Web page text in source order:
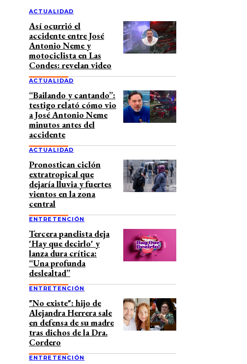
ACTUALIDAD
Así ocurrió el
accidente entre José
Antonio Neme y
motociclista en Las
Condes: revelan video
ACTUALIDAD
“Bailando y cantando”:
testigo relató cómo vio
a José Antonio Neme
minutos antes del
accidente
ACTUALIDAD
Pronostican ciclón
extratropical que
dejaría lluvia y fuertes
vientos en la zona
central
ENTRETENCIÓN
Tercera panelista deja
'Hay que decirlo' y
lanza dura crítica:
“Una profunda
deslealtad”
ENTRETENCIÓN
"No existe": hijo de
Alejandra Herrera sale
en defensa de su madre
tras dichos de la Dra.
Cordero
ENTRETENCIÓN